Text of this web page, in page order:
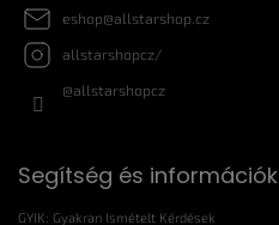
eshop@allstarshop.cz
allstarshopcz/
@allstarshopcz
Segítség és információk
GYIK: Gyakran Ismételt Kérdések